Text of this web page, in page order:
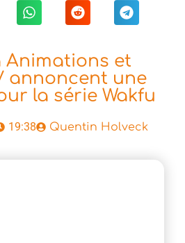
Animations et
annoncent une
la série Wakfu
19:38 Quentin Holveck